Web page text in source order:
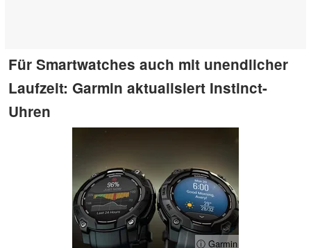
Für Smartwatches auch mit unendlicher
Laufzeit: Garmin aktualisiert Instinct-
Uhren
ⓘ Garmin